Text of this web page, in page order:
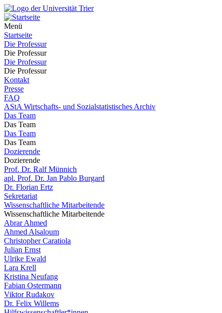
Menü
Startseite
Die Professur
Die Professur
Die Professur
Die Professur
Kontakt
Presse
FAQ
AStA Wirtschafts- und Sozialstatistisches Archiv
Das Team
Das Team
Das Team
Das Team
Dozierende
Dozierende
Prof. Dr. Ralf Münnich
apl. Prof. Dr. Jan Pablo Burgard
Dr. Florian Ertz
Sekretariat
Wissenschaftliche Mitarbeitende
Wissenschaftliche Mitarbeitende
Abrar Ahmed
Ahmed Alsaloum
Christopher Caratiola
Julian Ernst
Ulrike Ewald
Lara Krell
Kristina Neufang
Fabian Ostermann
Viktor Rudakov
Dr. Felix Willems